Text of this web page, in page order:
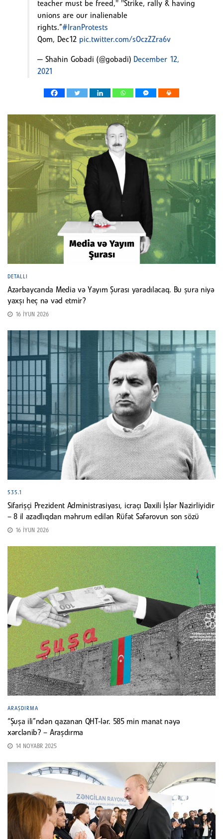
teacher must be freed," "Strike, rally & having
unions are our inalienable
rights.”#IranProtests
Qom, Dec12 pic.twitter.com/sOczZZra6v
— Shahin Gobadi (@gobadi) December 12,
2021
DETALLI
Azərbaycanda Media və Yayım Şurası yaradılacaq. Bu şura niyə
yaxşı heç nə vəd etmir?
16 İYUN 2026
535.1
Sifarişçi Prezident Administrasiyası, icraçı Daxili İşlər Nazirliyidir
– 8 il azadlıqdan məhrum edilən Rüfət Səfərovun son sözü
16 İYUN 2026
ARAŞDIRMA
“Şuşa ili”ndən qazanan QHT-lər. 585 min manat nəyə
xərclənib? – Araşdırma
14 NOYABR 2025